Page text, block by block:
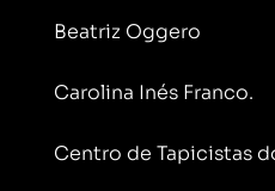
Beatriz Oggero
Carolina Inés Franco.
Centro de Tapicistas